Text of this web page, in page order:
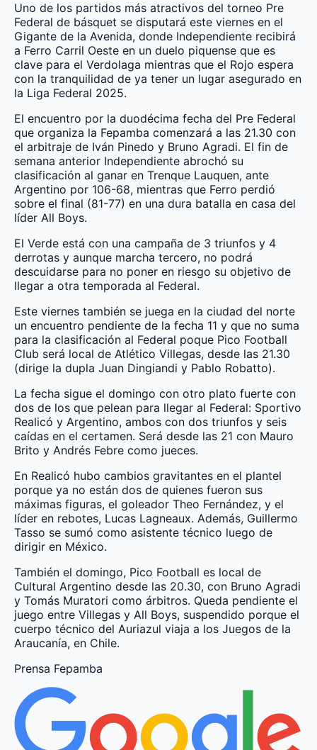
Uno de los partidos más atractivos del torneo Pre
Federal de básquet se disputará este viernes en el
Gigante de la Avenida, donde Independiente recibirá
a Ferro Carril Oeste en un duelo piquense que es
clave para el Verdolaga mientras que el Rojo espera
con la tranquilidad de ya tener un lugar asegurado en
la Liga Federal 2025.
El encuentro por la duodécima fecha del Pre Federal
que organiza la Fepamba comenzará a las 21.30 con
el arbitraje de Iván Pinedo y Bruno Agradi. El fin de
semana anterior Independiente abrochó su
clasificación al ganar en Trenque Lauquen, ante
Argentino por 106-68, mientras que Ferro perdió
sobre el final (81-77) en una dura batalla en casa del
líder All Boys.
El Verde está con una campaña de 3 triunfos y 4
derrotas y aunque marcha tercero, no podrá
descuidarse para no poner en riesgo su objetivo de
llegar a otra temporada al Federal.
Este viernes también se juega en la ciudad del norte
un encuentro pendiente de la fecha 11 y que no suma
para la clasificación al Federal poque Pico Football
Club será local de Atlético Villegas, desde las 21.30
(dirige la dupla Juan Dingiandi y Pablo Robatto).
La fecha sigue el domingo con otro plato fuerte con
dos de los que pelean para llegar al Federal: Sportivo
Realicó y Argentino, ambos con dos triunfos y seis
caídas en el certamen. Será desde las 21 con Mauro
Brito y Andrés Febre como jueces.
En Realicó hubo cambios gravitantes en el plantel
porque ya no están dos de quienes fueron sus
máximas figuras, el goleador Theo Fernández, y el
líder en rebotes, Lucas Lagneaux. Además, Guillermo
Tasso se sumó como asistente técnico luego de
dirigir en México.
También el domingo, Pico Football es local de
Cultural Argentino desde las 20.30, con Bruno Agradi
y Tomás Muratori como árbitros. Queda pendiente el
juego entre Villegas y All Boys, suspendido porque el
cuerpo técnico del Auriazul viaja a los Juegos de la
Araucanía, en Chile.
Prensa Fepamba